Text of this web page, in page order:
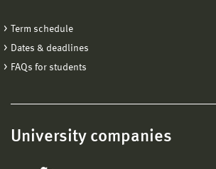
Term schedule
Dates & deadlines
FAQs for students
University companies